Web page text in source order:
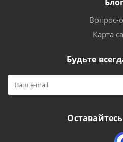
Вопрос-
Карта
Будьте